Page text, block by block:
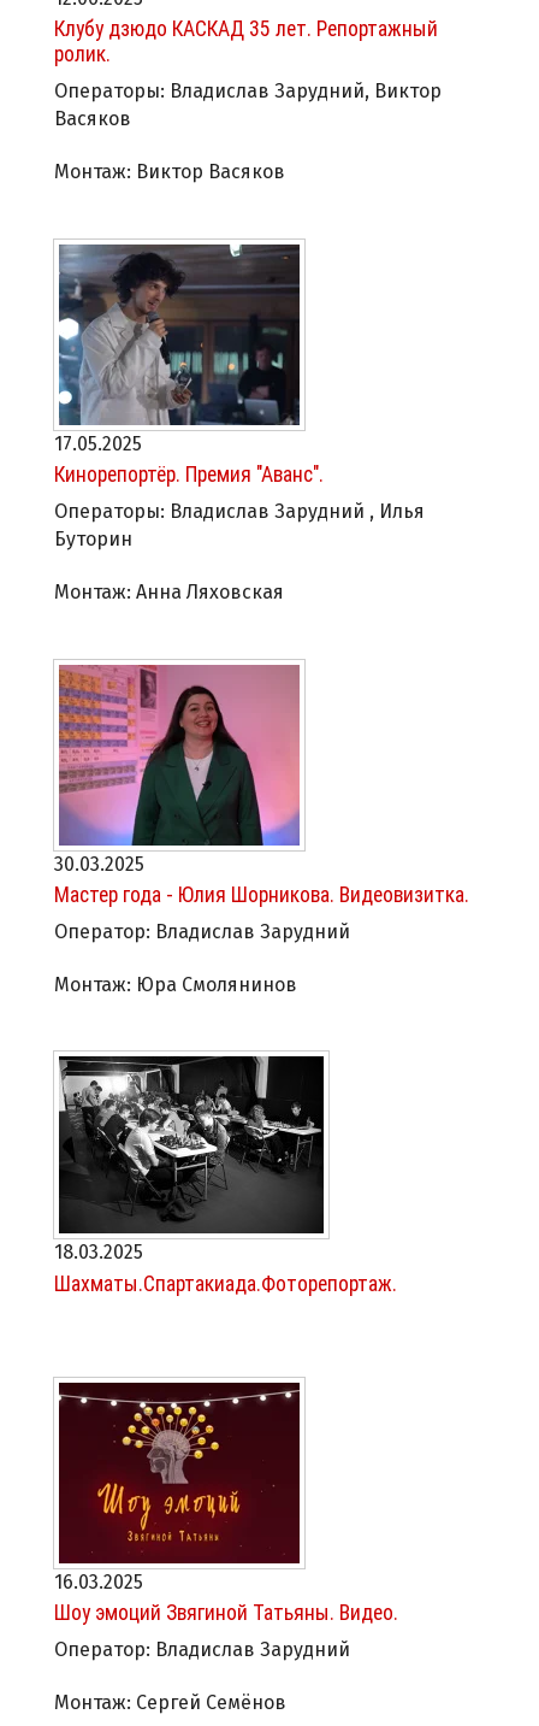
Клубу дзюдо КАСКАД 35 лет. Репортажный
ролик.
Операторы: Владислав Зарудний, Виктор
Васяков
Монтаж: Виктор Васяков
17.05.2025
Кинорепортёр. Премия "Аванс".
Операторы: Владислав Зарудний , Илья
Буторин
Монтаж: Анна Ляховская
30.03.2025
Мастер года - Юлия Шорникова. Видеовизитка.
Оператор: Владислав Зарудний
Монтаж: Юра Смолянинов
18.03.2025
Шахматы.Спартакиада.Фоторепортаж.
16.03.2025
Шоу эмоций Звягиной Татьяны. Видео.
Оператор: Владислав Зарудний
Монтаж: Сергей Семёнов